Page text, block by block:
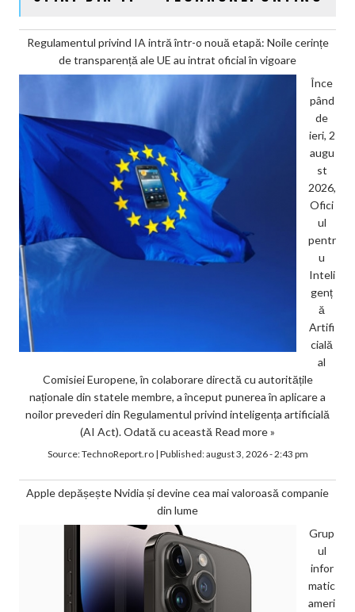
Regulamentul privind IA intră într-o nouă etapă: Noile cerințe
de transparență ale UE au intrat oficial în vigoare
Înce
pând
de
ieri, 2
augu
st
2026,
Ofici
ul
pentr
u
Inteli
genț
ă
Artifi
cială
al
Comisiei Europene, în colaborare directă cu autoritățile
naționale din statele membre, a început punerea în aplicare a
noilor prevederi din Regulamentul privind inteligența artificială
(AI Act). Odată cu această Read more »
Source:TechnoReport.ro| Published:august 3, 2026 - 2:43 pm
Apple depășește Nvidia și devine cea mai valoroasă companie
din lume
Grup
ul
infor
matic
ameri